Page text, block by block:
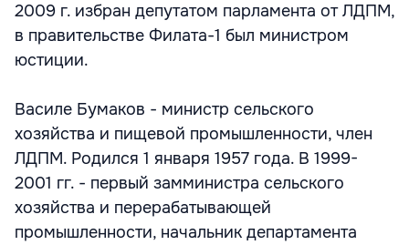
2009 г. избран депутатом парламента от ЛДПМ,
в правительстве Филата-1 был министром
юстиции.
Василе Бумаков - министр сельского
хозяйства и пищевой промышленности, член
ЛДПМ. Родился 1 января 1957 года. В 1999-
2001 гг. - первый замминистра сельского
хозяйства и перерабатывающей
промышленности, начальник департамента